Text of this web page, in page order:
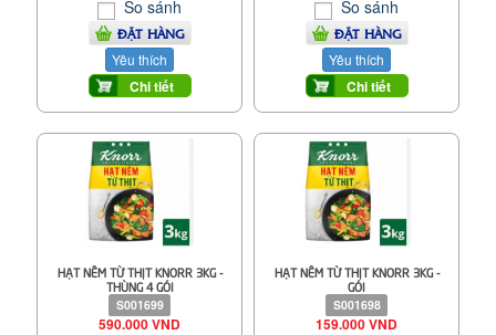
So sánh
ĐẶT HÀNG
Yêu thích
Chi tiết
So sánh
ĐẶT HÀNG
Yêu thích
Chi tiết
HẠT NÊM TỪ THỊT KNORR 3KG -
THÙNG 4 GÓI
S001699
590.000 VND
HẠT NÊM TỪ THỊT KNORR 3KG -
GÓI
S001698
159.000 VND